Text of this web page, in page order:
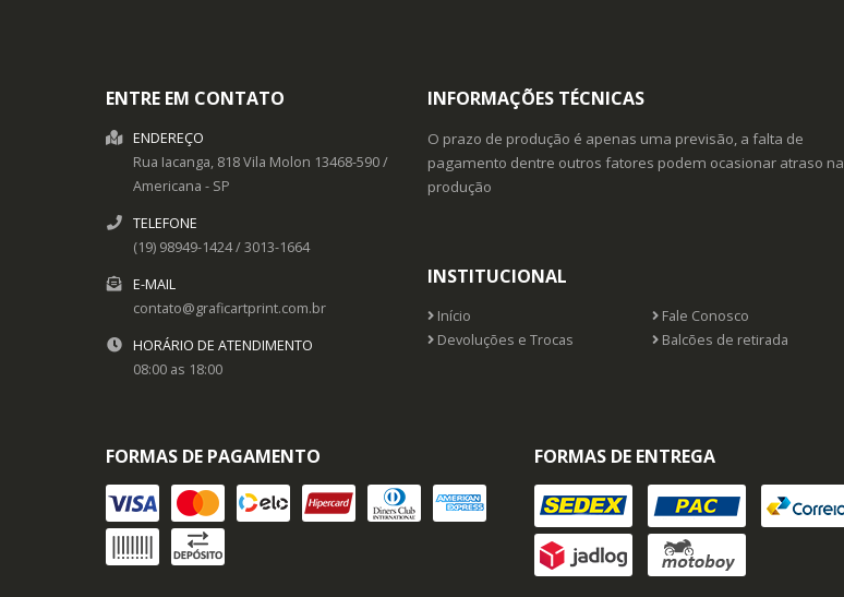
ENTRE EM CONTATO
ENDEREÇO
Rua Iacanga, 818Vila Molon 13468-590/
Americana - SP
TELEFONE
(19) 98949-1424 / 3013-1664
E-MAIL
contato@graficartprint.com.br
HORÁRIO DE ATENDIMENTO
08:00 as 18:00
INFORMAÇÕES TÉCNICAS
O prazo de produção é apenas uma previsão, a falta de
pagamento dentre outros fatores podem ocasionar atraso na
produção
INSTITUCIONAL
Início
Fale Conosco
Devoluções e Trocas
Balcões de retirada
FORMAS DE PAGAMENTO FORMAS DE ENTREGA